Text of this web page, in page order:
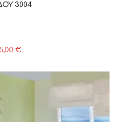
3004
€